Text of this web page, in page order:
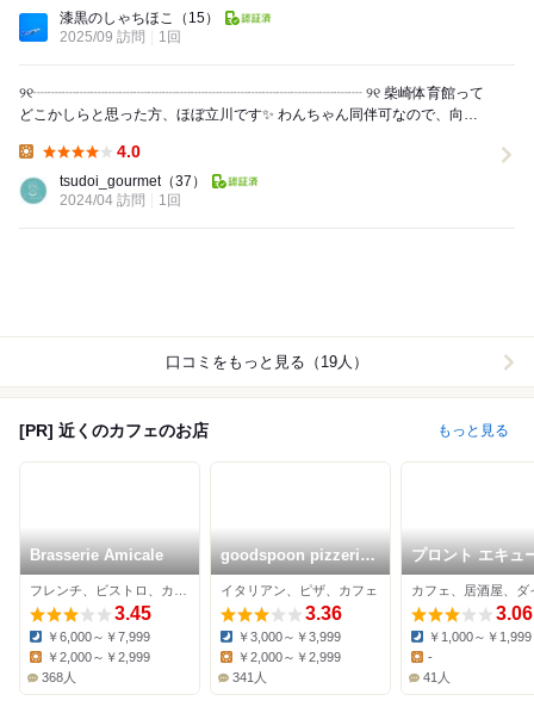
漆黒のしゃちほこ
（15）
2025/09 訪問
1回
୨୧┈┈┈┈┈┈┈┈┈┈┈┈┈┈┈┈┈┈┈┈┈┈┈ ୨୧ 柴崎体育館って
どこかしらと思った方、ほぼ立川です✨ わんちゃん同伴可なので、向か
4.0
tsudoi_gourmet （37）
2024/04 訪問
1回
口コミをもっと見る（19人）
[PR] 近くのカフェのお店 もっと見る
Brasserie Amicale
3.45
Dinner:
￥6,000～￥7,999
￥2,000～￥2,999
368人
goodspoon pizzeria
＆cheese 立川店
イタリアン、ピザ、カフェ
3.36
Dinner:
￥3,000～￥3,999
￥2,000～￥2,999
341人
プロント エキュ
立川店
3.06
Dinner:
￥1,000～￥1,999
Lunch:
-
41人